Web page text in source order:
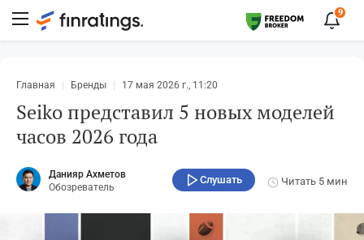
9
Главная Бренды 17 мая 2026 г., 11:20
Seiko представил 5 новых моделей
часов 2026 года
Данияр Ахметов
Обозреватель
Слушать Читать 5 мин